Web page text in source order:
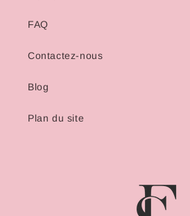
FAQ
Contactez-nous
Blog
Plan du site